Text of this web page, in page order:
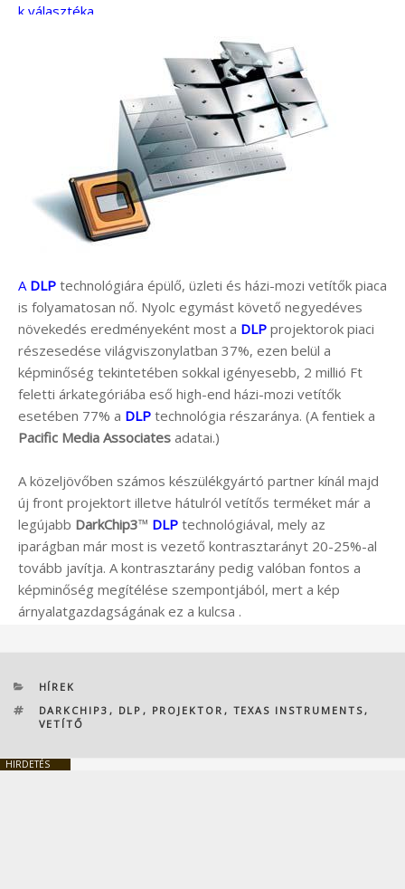
k választéka.
A DLP technológiára épülő, üzleti és házi-mozi vetítők piaca
is folyamatosan nő. Nyolc egymást követő negyedéves
növekedés eredményeként most a DLP projektorok piaci
részesedése világviszonylatban 37%, ezen belül a
képminőség tekintetében sokkal igényesebb, 2 millió Ft
feletti árkategóriába eső high-end házi-mozi vetítők
esetében 77% a DLP technológia részaránya. (A fentiek a
Pacific Media Associates adatai.)
A közeljövőben számos készülékgyártó partner kínál majd
új front projektort illetve hátulról vetítős terméket már a
legújabb DarkChip3™ DLP technológiával, mely az
iparágban már most is vezető kontrasztarányt 20-25%-al
tovább javítja. A kontrasztarány pedig valóban fontos a
képminőség megítélése szempontjából, mert a kép
árnyalatgazdagságának ez a kulcsa .
KATEGÓRIÁK
HÍREK
CÍMKÉK
DARKCHIP3 , DLP , PROJEKTOR , TEXAS INSTRUMENTS ,
VETÍTŐ
HIRDETÉS